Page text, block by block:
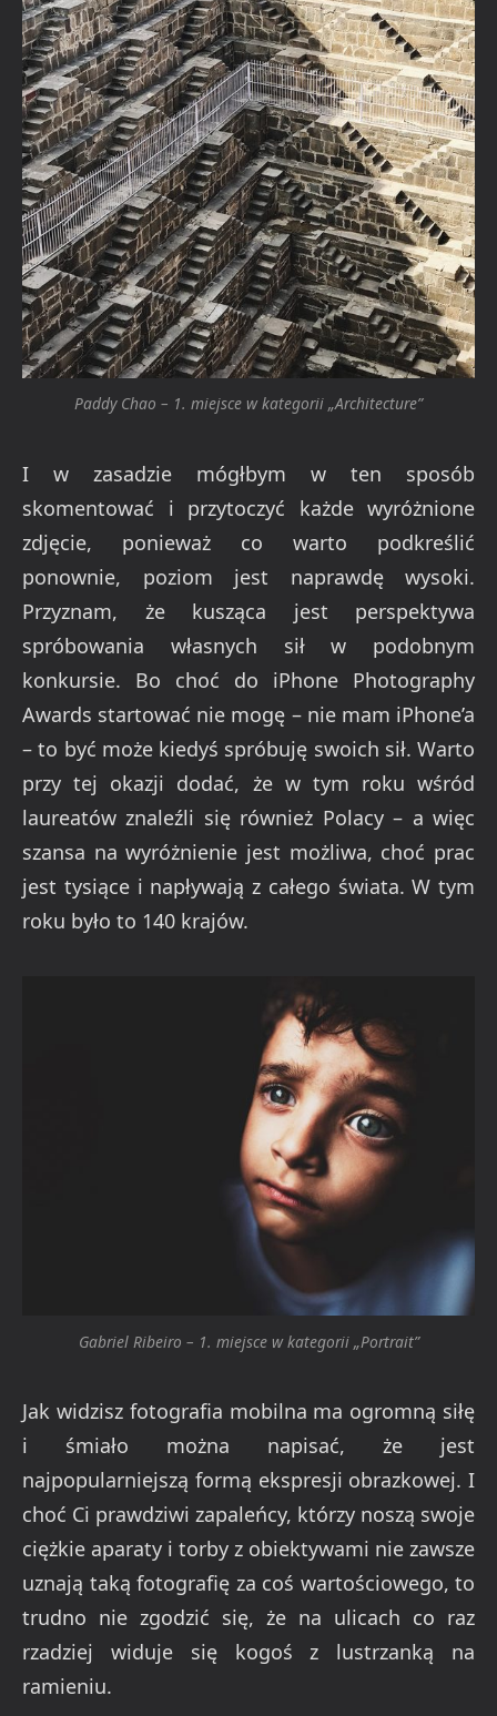
Paddy Chao – 1. miejsce w kategorii „Architecture”
I w zasadzie mógłbym w ten sposób
skomentować i przytoczyć każde wyróżnione
zdjęcie, ponieważ co warto podkreślić
ponownie, poziom jest naprawdę wysoki.
Przyznam, że kusząca jest perspektywa
spróbowania własnych sił w podobnym
konkursie. Bo choć do iPhone Photography
Awards startować nie mogę – nie mam iPhone’a
– to być może kiedyś spróbuję swoich sił. Warto
przy tej okazji dodać, że w tym roku wśród
laureatów znaleźli się również Polacy – a więc
szansa na wyróżnienie jest możliwa, choć prac
jest tysiące i napływają z całego świata. W tym
roku było to 140 krajów.
Gabriel Ribeiro – 1. miejsce w kategorii „Portrait”
Jak widzisz fotografia mobilna ma ogromną siłę
i śmiało można napisać, że jest
najpopularniejszą formą ekspresji obrazkowej. I
choć Ci prawdziwi zapaleńcy, którzy noszą swoje
ciężkie aparaty i torby z obiektywami nie zawsze
uznają taką fotografię za coś wartościowego, to
trudno nie zgodzić się, że na ulicach co raz
rzadziej widuje się kogoś z lustrzanką na
ramieniu.